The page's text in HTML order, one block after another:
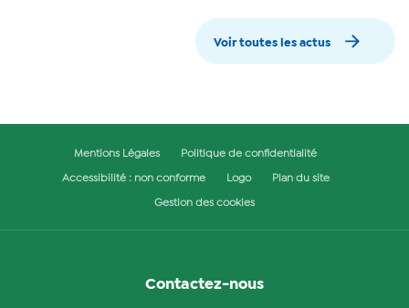
Voir toutes les actus
Mentions Légales Politique de confidentialité
Accessibilité : non conforme Logo Plan du site
Gestion des cookies
Contactez-nous